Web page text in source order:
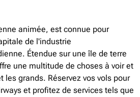
animée, est connue pour
de l'industrie
Étendue sur une île de terre
une multitude de choses à voir et
les grands. Réservez vos vols pour
et profitez de services tels que